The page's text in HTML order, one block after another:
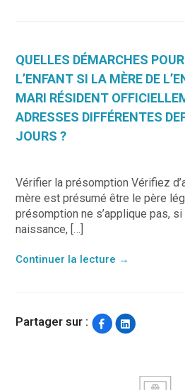
QUELLES DÉMARCHES
L’ENFANT SI LA MÈRE DE
MARI RÉSIDENT
ADRESSES DIFFÉRENTES
JOURS ?
Vérifier la présomption Vérifiez
mère est présumé être le père
présomption ne s’applique pas,
naissance, […]
Continuer la lecture →
Partager sur :